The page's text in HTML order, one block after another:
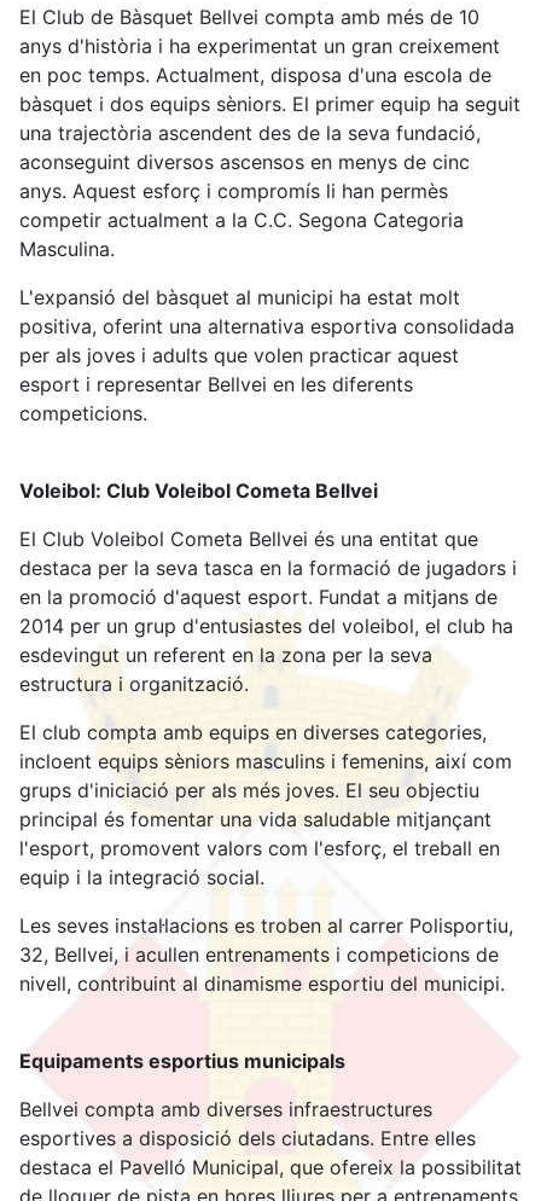
El Club de Bàsquet Bellvei compta amb més de 10
anys d'història i ha experimentat un gran creixement
en poc temps. Actualment, disposa d'una escola de
bàsquet i dos equips sèniors. El primer equip ha seguit
una trajectòria ascendent des de la seva fundació,
aconseguint diversos ascensos en menys de cinc
anys. Aquest esforç i compromís li han permès
competir actualment a la C.C. Segona Categoria
Masculina.
L'expansió del bàsquet al municipi ha estat molt
positiva, oferint una alternativa esportiva consolidada
per als joves i adults que volen practicar aquest
esport i representar Bellvei en les diferents
competicions.
Voleibol: Club Voleibol Cometa Bellvei
El Club Voleibol Cometa Bellvei és una entitat que
destaca per la seva tasca en la formació de jugadors i
en la promoció d'aquest esport. Fundat a mitjans de
2014 per un grup d'entusiastes del voleibol, el club ha
esdevingut un referent en la zona per la seva
estructura i organització.
El club compta amb equips en diverses categories,
incloent equips sèniors masculins i femenins, així com
grups d'iniciació per als més joves. El seu objectiu
principal és fomentar una vida saludable mitjançant
l'esport, promovent valors com l'esforç, el treball en
equip i la integració social.
Les seves instal·lacions es troben al carrer Polisportiu,
32, Bellvei, i acullen entrenaments i competicions de
nivell, contribuint al dinamisme esportiu del municipi.
Equipaments esportius municipals
Bellvei compta amb diverses infraestructures
esportives a disposició dels ciutadans. Entre elles
destaca el Pavelló Municipal, que ofereix la possibilitat
de lloguer de pista en hores lliures per a entrenaments